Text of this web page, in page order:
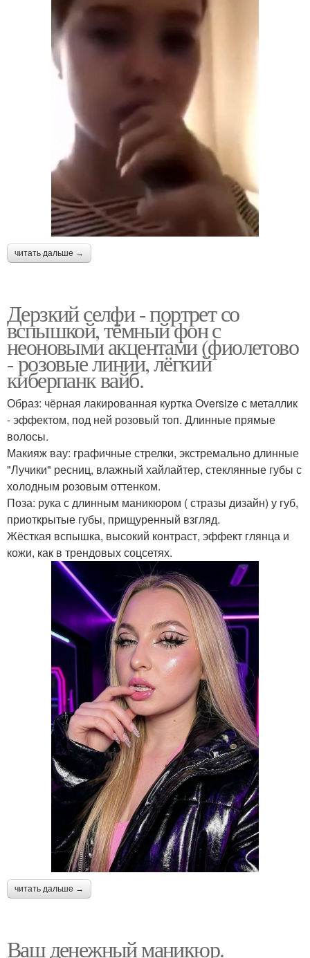
читать дальше →
Дерзкий селфи - портрет со
вспышкой, тёмный фон с
неоновыми акцентами (фиолетово
- розовые линии, лёгкий
киберпанк вайб.
Образ: чёрная лакированная куртка Oversize с металлик
- эффектом, под ней розовый топ. Длинные прямые
волосы.
Макияж вау: графичные стрелки, экстремально длинные
"Лучики" ресниц, влажный хайлайтер, стеклянные губы с
холодным розовым оттенком.
Поза: рука с длинным маникюром ( стразы дизайн) у губ,
приоткрытые губы, прищуренный взгляд.
Жёсткая вспышка, высокий контраст, эффект глянца и
кожи, как в трендовых соцсетях.
читать дальше →
Ваш денежный маникюр.